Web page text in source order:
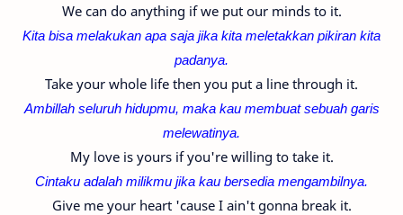
We can do anything if we put our minds to it.
Kita bisa melakukan apa saja jika kita meletakkan pikiran kita
padanya.
Take your whole life then you put a line through it.
Ambillah seluruh hidupmu, maka kau membuat sebuah garis
melewatinya.
My love is yours if you're willing to take it.
Cintaku adalah milikmu jika kau bersedia mengambilnya.
Give me your heart 'cause I ain't gonna break it.